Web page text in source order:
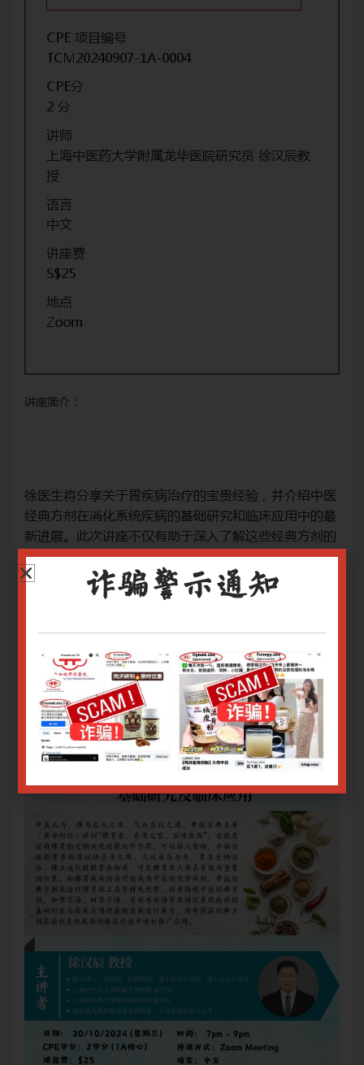
CPE 项目编号
TCM20240907-1A-0004
CPE分
2 分
讲师
上海中医药大学附属龙华医院研究员 徐汉辰教
授
语言
中文
讲座费
S$25
地点
Zoom
讲座简介：
徐医生将分享关于胃疾病治疗的宝贵经验，并介绍中医
经典方剂在消化系统疾病的基础研究和临床应用中的最
新进展。此次讲座不仅有助于深入了解这些经典方剂的
现代应用。
治疗手段：中药方、中成药
网上报名截止日期：29/10/2024 9.00am
关于Zoom会议操作指南请点击
只有登录用户才能报名
登录或注册
诈骗警示通知